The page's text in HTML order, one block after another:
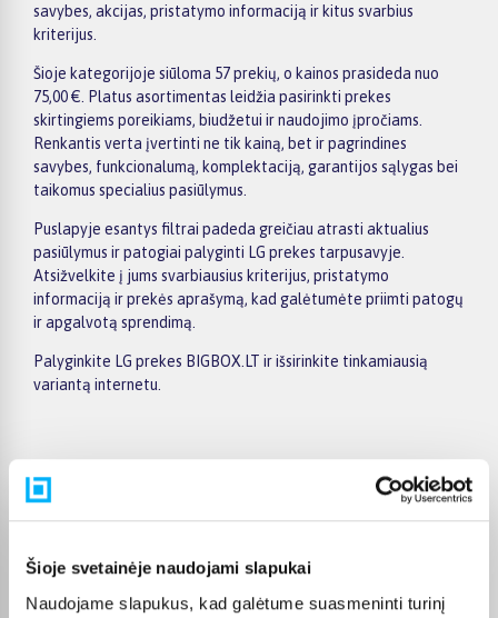
Šioje svetainėje naudojami slapukai
Naudojame slapukus, kad galėtume suasmeninti turinį
savybes, akcijas, pristatymo informaciją ir kitus svarbius
kriterijus.
Šioje kategorijoje siūloma 57 prekių, o kainos prasideda nuo
75,00 €. Platus asortimentas leidžia pasirinkti prekes
skirtingiems poreikiams, biudžetui ir naudojimo įpročiams.
Renkantis verta įvertinti ne tik kainą, bet ir pagrindines
savybes, funkcionalumą, komplektaciją, garantijos sąlygas bei
taikomus specialius pasiūlymus.
Puslapyje esantys filtrai padeda greičiau atrasti aktualius
pasiūlymus ir patogiai palyginti LG prekes tarpusavyje.
Atsižvelkite į jums svarbiausius kriterijus, pristatymo
informaciją ir prekės aprašymą, kad galėtumėte priimti patogų
ir apgalvotą sprendimą.
Palyginkite LG prekes BIGBOX.LT ir išsirinkite tinkamiausią
variantą internetu.
Pirkėjų atsiliepimai apie prekes
Oleg K.
Patvirtintas pirkėjas